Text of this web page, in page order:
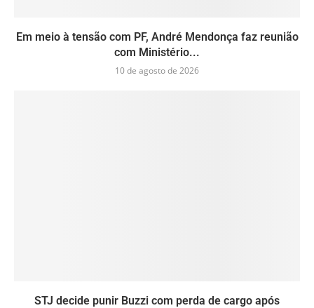
Em meio à tensão com PF, André Mendonça faz reunião
com Ministério...
10 de agosto de 2026
STJ decide punir Buzzi com perda de cargo após